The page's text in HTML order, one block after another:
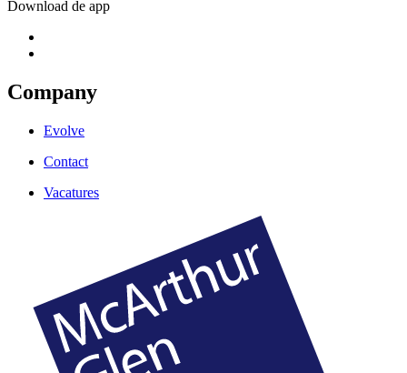
Download de app
Company
Evolve
Contact
Vacatures